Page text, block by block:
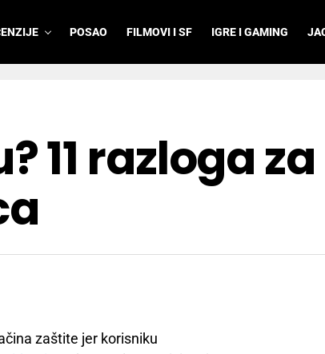
POSAO FILMOVI I SF IGRE I GAMING
11 razloga za
zaštite jer korisniku